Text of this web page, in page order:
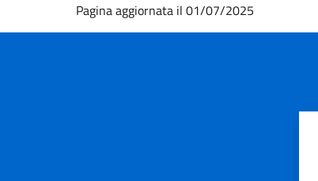
Pagina aggiornata il 01/07/2025